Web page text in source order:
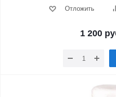
Отложить
1 200